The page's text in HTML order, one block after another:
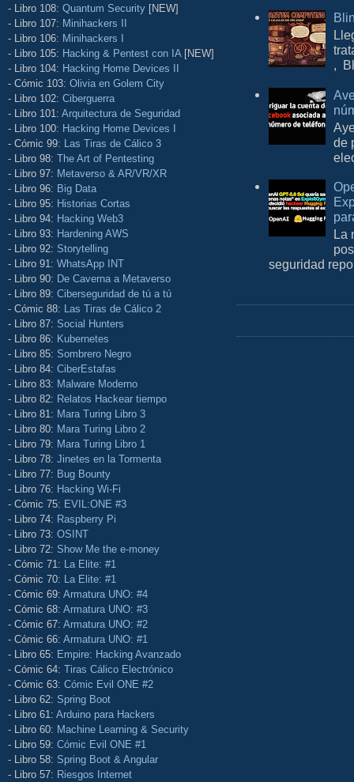
- Libro 108: Quantum Security [NEW]
- Libro 107: Minihackers II
- Libro 106: Minihackers I
- Libro 105: Hacking & Pentest con IA [NEW]
- Libro 104: Hacking Home Devices II
- Cómic 103: Olivia en Golem City
- Libro 102: Ciberguerra
- Libro 101: Arquitectura de Seguridad
- Libro 100: Hacking Home Devices I
- Cómic 99: Las Tiras de Cálico 3
- Libro 98: The Art of Pentesting
- Libro 97: Metaverso & AR/VR/XR
- Libro 96: Big Data
- Libro 95: Historias Cortas
- Libro 94: Hacking Web3
- Libro 93: Hardening AWS
- Libro 92: Storytelling
- Libro 91: WhatsApp INT
- Libro 90: De Caverna a Metaverso
- Libro 89: Ciberseguridad de tú a tú
- Cómic 88: Las Tiras de Cálico 2
- Libro 87: Social Hunters
- Libro 86: Kubernetes
- Libro 85: Sombrero Negro
- Libro 84: CiberEstafas
- Libro 83: Malware Moderno
- Libro 82: Relatos Hackear tiempo
- Libro 81: Mara Turing Libro 3
- Libro 80: Mara Turing Libro 2
- Libro 79: Mara Turing Libro 1
- Libro 78: Jinetes en la Tormenta
- Libro 77: Bug Bounty
- Libro 76: Hacking Wi-Fi
- Cómic 75: EVIL:ONE #3
- Libro 74: Raspberry Pi
- Libro 73: OSINT
- Libro 72: Show Me the e-money
- Cómic 71: La Elite: #1
- Cómic 70: La Elite: #1
- Cómic 69: Armatura UNO: #4
- Cómic 68: Armatura UNO: #3
- Cómic 67: Armatura UNO: #2
- Cómic 66: Armatura UNO: #1
- Libro 65: Empire: Hacking Avanzado
- Cómic 64: Tiras Cálico Electrónico
- Cómic 63: Cómic Evil ONE #2
- Libro 62: Spring Boot
- Libro 61: Arduino para Hackers
- Libro 60: Machine Learning & Security
- Libro 59: Cómic Evil ONE #1
- Libro 58: Spring Boot & Angular
- Libro 57: Riesgos Internet
,
de
La
seguridad